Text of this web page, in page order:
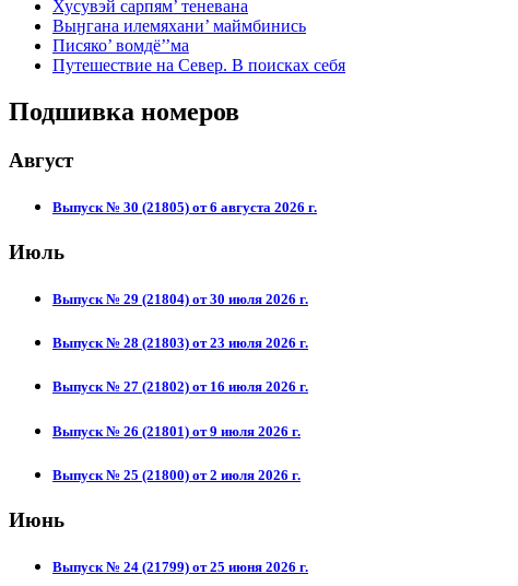
Хусувэй сарпям’ теневана
Выӈгана илемяхани’ маймбинись
Писяко’ вомдё’’ма
Путешествие на Север. В поисках себя
Подшивка номеров
Август
Выпуск № 30 (21805) от 6 августа 2026 г.
Июль
Выпуск № 29 (21804) от 30 июля 2026 г.
Выпуск № 28 (21803) от 23 июля 2026 г.
Выпуск № 27 (21802) от 16 июля 2026 г.
Выпуск № 26 (21801) от 9 июля 2026 г.
Выпуск № 25 (21800) от 2 июля 2026 г.
Июнь
Выпуск № 24 (21799) от 25 июня 2026 г.